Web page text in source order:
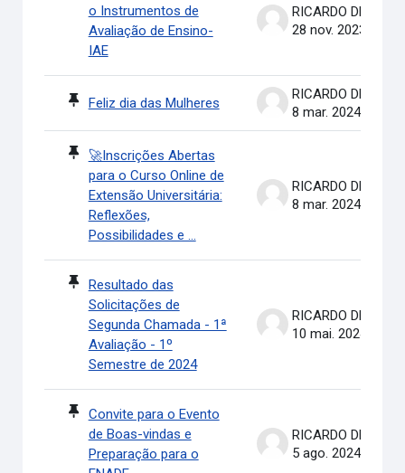
o Instrumentos de
Avaliação de Ensino-
IAE
28 nov. 2023
Feliz dia das Mulheres
8 mar. 2024
🚀Inscrições Abertas
para o Curso Online de
Extensão Universitária:
Reflexões,
Possibilidades e ...
8 mar. 2024
Resultado das
Solicitações de
Segunda Chamada - 1ª
Avaliação - 1º
Semestre de 2024
10 mai. 2024
Convite para o Evento
de Boas-vindas e
Preparação para o
5 ago. 2024